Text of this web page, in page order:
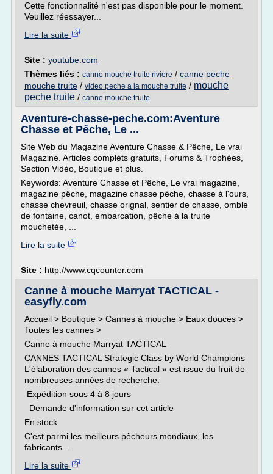
Cette fonctionnalité n'est pas disponible pour le moment.
Veuillez réessayer...
Lire la suite
Site : youtube.com
Thèmes liés : canne mouche truite riviere / canne peche
mouche truite / video peche a la mouche truite / mouche
peche truite / canne mouche truite
Aventure-chasse-peche.com:Aventure
Chasse et Pêche, Le ...
Site Web du Magazine Aventure Chasse & Pêche, Le vrai
Magazine. Articles complèts gratuits, Forums & Trophées,
Section Vidéo, Boutique et plus.
Keywords: Aventure Chasse et Pêche, Le vrai magazine,
magazine pêche, magazine chasse pêche, chasse à l'ours,
chasse chevreuil, chasse orignal, sentier de chasse, omble
de fontaine, canot, embarcation, pêche à la truite
mouchetée, ...
Lire la suite
Site : http://www.cqcounter.com
Canne à mouche Marryat TACTICAL -
easyfly.com
Accueil > Boutique > Cannes à mouche > Eaux douces >
Toutes les cannes >
Canne à mouche Marryat TACTICAL
CANNES TACTICAL Strategic Class by World Champions
L'élaboration des cannes « Tactical » est issue du fruit de
nombreuses années de recherche.
Expédition sous 4 à 8 jours
Demande d'information sur cet article
En stock
C'est parmi les meilleurs pêcheurs mondiaux, les
fabricants...
Lire la suite